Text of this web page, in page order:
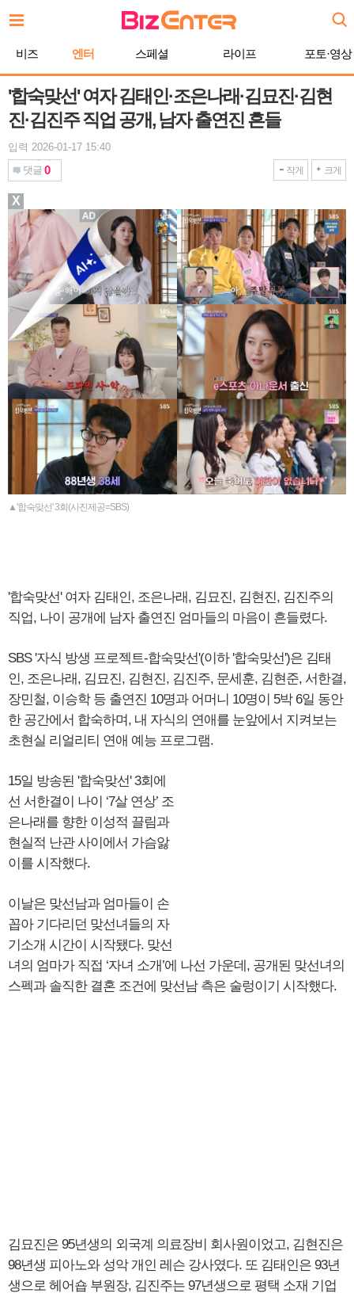
문
비즈 엔터 스페셜 라이프 포토·영상
'합숙맞선' 여자 김태인·조은나래·김묘진·김현
진·김진주 직업 공개, 남자 출연진 흔들
입력 2026-01-17 15:40
댓글 0 작게 크게
▲'합숙맞선' 3회(사진제공=SBS)
'합숙맞선' 여자 김태인, 조은나래, 김묘진, 김현진, 김진주의
직업, 나이 공개에 남자 출연진 엄마들의 마음이 흔들렸다.
SBS '자식 방생 프로젝트-합숙맞선'(이하 '합숙맞선')은 김태
인, 조은나래, 김묘진, 김현진, 김진주, 문세훈, 김현준, 서한결,
장민철, 이승학 등 출연진 10명과 어머니 10명이 5박 6일 동안
한 공간에서 합숙하며, 내 자식의 연애를 눈앞에서 지켜보는
초현실 리얼리티 연애 예능 프로그램.
15일 방송된 '합숙맞선' 3회에
선 서한결이 나이 ‘7살 연상’ 조
은나래를 향한 이성적 끌림과
현실적 난관 사이에서 가슴앓
이를 시작했다.
이날은 맞선남과 엄마들이 손
꼽아 기다리던 맞선녀들의 자
기소개 시간이 시작됐다. 맞선
녀의 엄마가 직접 ‘자녀 소개’에 나선 가운데, 공개된 맞선녀의
스펙과 솔직한 결혼 조건에 맞선남 측은 술렁이기 시작했다.
김묘진은 95년생의 외국계 의료장비 회사원이었고, 김현진은
98년생 피아노와 성악 개인 레슨 강사였다. 또 김태인은 93년
생으로 헤어숍 부원장, 김진주는 97년생으로 평택 소재 기업
X